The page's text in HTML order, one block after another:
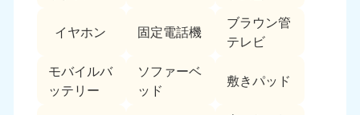
イヤホン 固定電話機
ブラウン管
テレビ
モバイルバ
ッテリー
ソファーベ
ッド
敷きパッド
050-1880-9892
沖縄県
050-1880-9887